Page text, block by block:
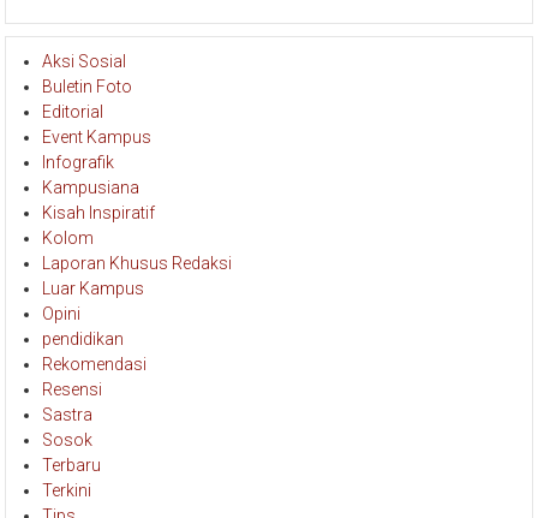
Aksi Sosial
Buletin Foto
Editorial
Event Kampus
Infografik
Kampusiana
Kisah Inspiratif
Kolom
Laporan Khusus Redaksi
Luar Kampus
Opini
pendidikan
Rekomendasi
Resensi
Sastra
Sosok
Terbaru
Terkini